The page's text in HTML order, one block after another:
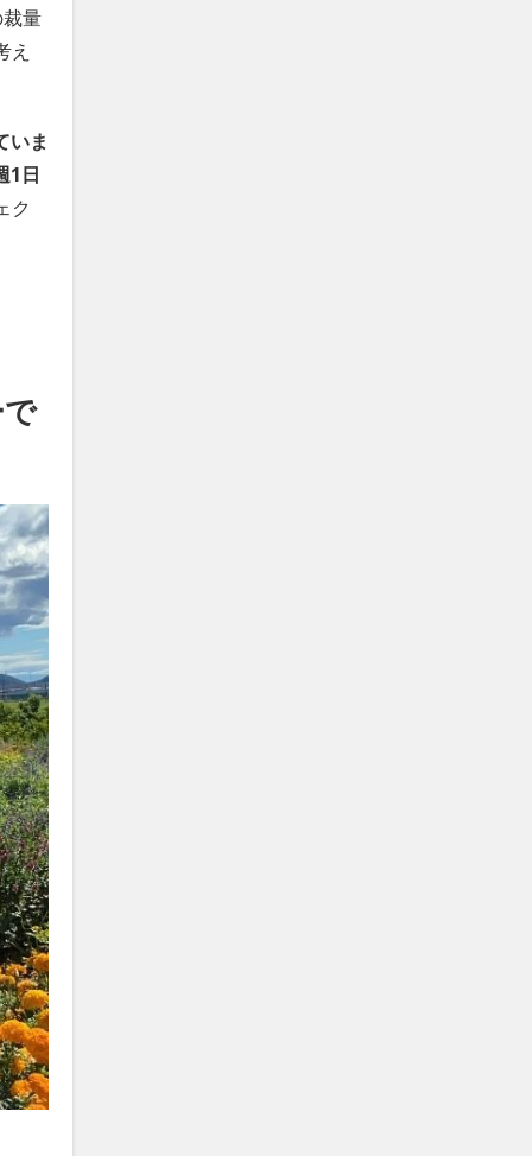
量
え
いま
1日
ク